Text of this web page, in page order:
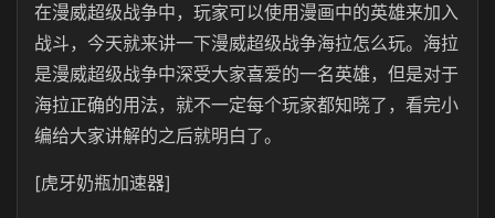
在漫威超级战争中，玩家可以使用漫画中的英雄来加入
战斗，今天就来讲一下漫威超级战争海拉怎么玩。海拉
是漫威超级战争中深受大家喜爱的一名英雄，但是对于
海拉正确的用法，就不一定每个玩家都知晓了，看完小
编给大家讲解的之后就明白了。
[虎牙奶瓶加速器]